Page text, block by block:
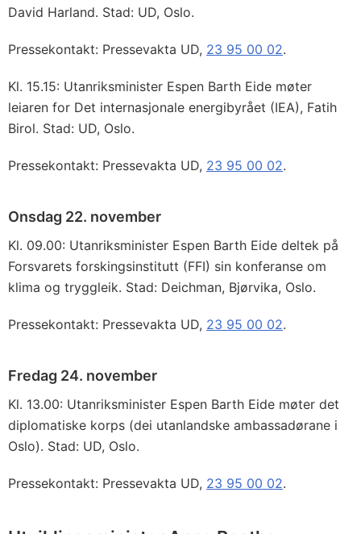
David Harland. Stad: UD, Oslo.
Pressekontakt: Pressevakta UD, 23 95 00 02.
Kl. 15.15: Utanriksminister Espen Barth Eide møter
leiaren for Det internasjonale energibyrået (IEA), Fatih
Birol. Stad: UD, Oslo.
Pressekontakt: Pressevakta UD, 23 95 00 02.
Onsdag 22. november
Kl. 09.00: Utanriksminister Espen Barth Eide deltek på
Forsvarets forskingsinstitutt (FFI) sin konferanse om
klima og tryggleik. Stad: Deichman, Bjørvika, Oslo.
Pressekontakt: Pressevakta UD, 23 95 00 02.
Fredag 24. november
Kl. 13.00: Utanriksminister Espen Barth Eide møter det
diplomatiske korps (dei utanlandske ambassadørane i
Oslo). Stad: UD, Oslo.
Pressekontakt: Pressevakta UD, 23 95 00 02.